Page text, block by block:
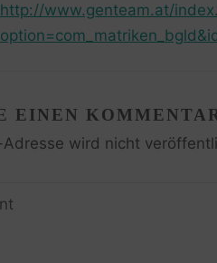
http://www.genteam.at/
EINEN
Adresse wird nicht